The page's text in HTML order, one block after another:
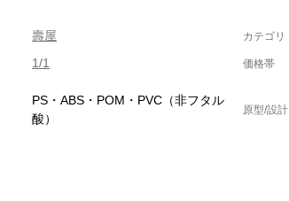
壽屋 カテゴリ
1/1 価格帯
PS・ABS・POM・PVC（非フタル
酸）
原型/設計